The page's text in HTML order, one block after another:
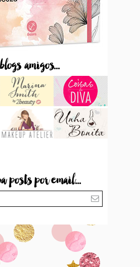
amigos...
posts por email...